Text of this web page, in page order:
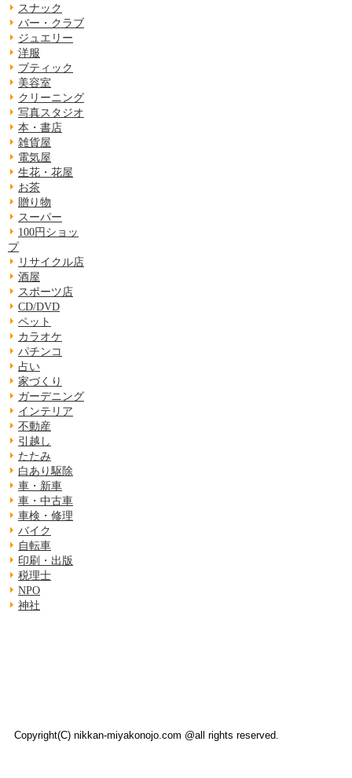
スナック
バー・クラブ
ジュエリー
洋服
ブティック
美容室
クリーニング
写真スタジオ
本・書店
雑貨屋
電気屋
生花・花屋
お茶
贈り物
スーパー
100円ショッ
プ
リサイクル店
酒屋
スポーツ店
CD/DVD
ペット
カラオケ
パチンコ
占い
家づくり
ガーデニング
インテリア
不動産
引越し
たたみ
白あり駆除
車・新車
車・中古車
車検・修理
バイク
自転車
印刷・出版
税理士
NPO
神社
Copyright(C) nikkan-miyakonojo.com @all rights reserved.